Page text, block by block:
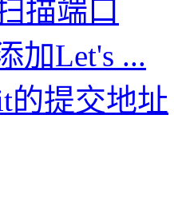
描端口
加Let's ...
的提交地址